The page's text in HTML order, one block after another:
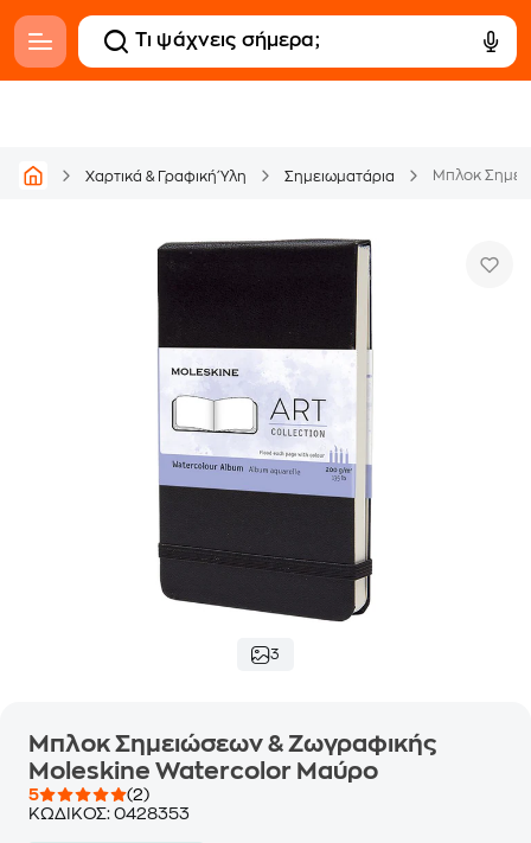
Χαρτικά & Γραφική Ύλη Σημειωματάρια Μπλοκ
3
Μπλοκ Σημειώσεων & Ζωγραφικής
Moleskine Watercolor Μαύρο
5
(2)
ΚΩΔΙΚΟΣ: 0428353